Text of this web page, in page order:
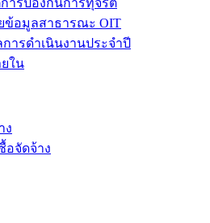
ยข้อมูลสาธารณะ OIT
การดำเนินงานประจำปี
ใน
ง
อจัดจ้าง